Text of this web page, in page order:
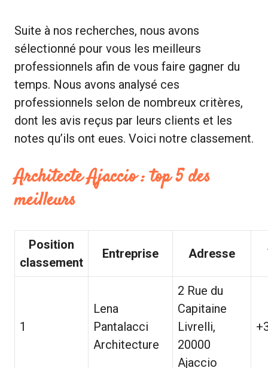
Suite à nos recherches, nous avons
sélectionné pour vous les meilleurs
professionnels afin de vous faire gagner du
temps. Nous avons analysé ces
professionnels selon de nombreux critères,
dont les avis reçus par leurs clients et les
notes qu’ils ont eues. Voici notre classement.
Architecte Ajaccio : top 5 des
meilleurs
Position
classement
Entreprise Adresse
1
Lena
Pantalacci
Architecture
2 Rue du
Capitaine
Livrelli,
20000
Ajaccio